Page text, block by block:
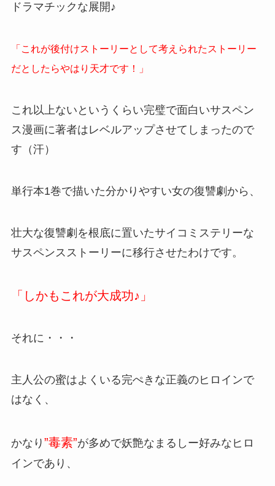
ドラマチックな展開♪
「これが後付けストーリーとして考えられたストーリー
だとしたらやはり天才です！」
これ以上ないというくらい完璧で面白いサスペン
ス漫画に著者はレベルアップさせてしまったので
す（汗）
単行本1巻で描いた分かりやすい女の復讐劇から、
壮大な復讐劇を根底に置いたサイコミステリーな
サスペンスストーリーに移行させたわけです。
「しかもこれが大成功♪」
それに・・・
主人公の蜜はよくいる完ぺきな正義のヒロインで
はなく、
かなり ”毒素”が多めで妖艶なまるしー好みなヒロ
インであり、